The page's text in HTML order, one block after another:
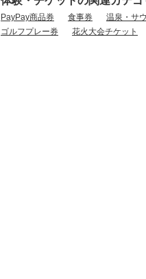
PayPay商品券 食事券 温泉・サ
ゴルフプレー券
花火大会チケット